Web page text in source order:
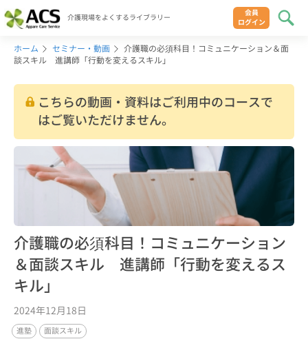
介護現場をよくするライブラリー
会員
ログイン
ホーム セミナー・動画
介護職の必須科目！コミュニケーション＆面
談スキル 進講師「行動を変えるスキル」
こちらの動画・資料はご利用中のコースで
はご覧いただけません。
介護職の必須科目！コミュニケーション
＆面談スキル 進講師「行動を変えるス
キル」
2024年12月18日
進塾 面談スキル